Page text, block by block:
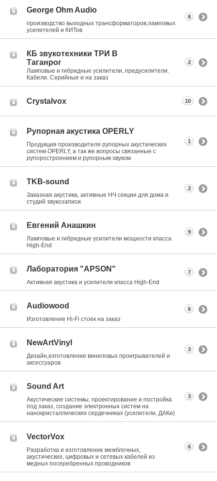
George Ohm Audio
производство выходных трансформаторов,ламповых
усилителей и КИТов
6
КБ звукотехники ТРИ В
Таганрог
Ламповые и гибридные усилители, предусилители.
Кабели. Серийные и на заказ
2
Crystalvox 10
Рупорная акустика OPERLY
Продукция производителя рупорных акустических
систем OPERLY, а так же вопросы связанные с
рупоростроением и рупорным звуком
1
TKB-sound
Заказная акустика, активные НЧ секции для дома и
студий звукозаписи.
2
Евгений Анашкин
Ламповые и гибридные усилители мощности класса
High-End
9
Лаборатория "APSON"
Активная акустика и усилители класса Нigh-End
7
Audiowood
Изготовление Hi-Fi стоек на заказ
6
NewArtVinyl
Дизайн,изготовление виниловых проигрывателей и
аксессуаров
3
Sound Art
Акустические системы, проектирование и постройка
под заказ, создание электронных систем на
нанокристаллических сердечниках (усилители, ДАКи)
3
VectorVox
Разработка и изготовление межблочных,
акустических, цифровых и сетевых кабелей из
медных посеребренных проводников
6